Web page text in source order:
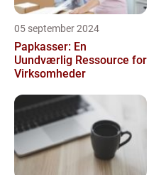
05 september 2024
Papkasser: En
Uundværlig Ressource for
Virksomheder